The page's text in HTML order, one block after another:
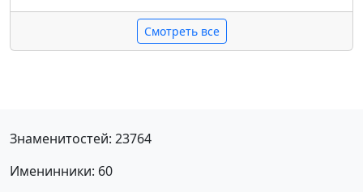
Смотреть все
Знаменитостей: 23764
Именинники: 60